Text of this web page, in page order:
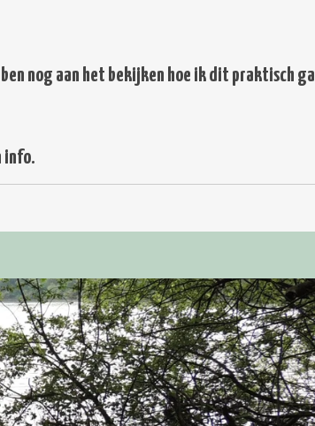
nog aan het bekijken hoe ik dit praktisch ga
info.